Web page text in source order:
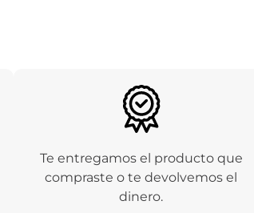
Te entregamos el producto que
compraste o te devolvemos el
dinero.